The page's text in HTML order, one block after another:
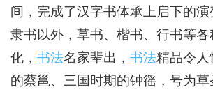
间，完成了汉字书体承上启下的演
隶书以外，草书、楷书、行书等
化， 书法名家辈出， 书法精品令
的蔡邕、三国时期的钟徭，号为